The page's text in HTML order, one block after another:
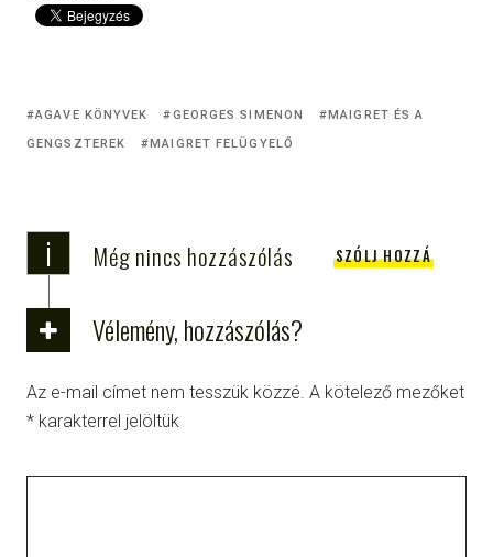
AGAVE KÖNYVEK GEORGES SIMENON
MAIGRET ÉS A
GENGSZTEREK
MAIGRET FELÜGYELŐ
i Még nincs hozzászólás SZÓLJ HOZZÁ
Vélemény, hozzászólás?
Az e-mail címet nem tesszük közzé. A kötelező mezőket
* karakterrel jelöltük